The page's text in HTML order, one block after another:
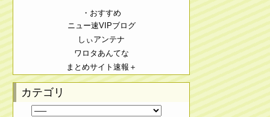
・おすすめ
ニュー速VIPブログ
しぃアンテナ
ワロタあんてな
まとめサイト速報＋
カテゴリ